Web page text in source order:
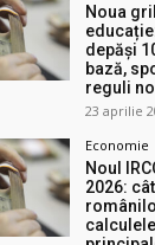
Noua
depăși
bază,
reguli
23 aprilie
Economie
Noul
2026: